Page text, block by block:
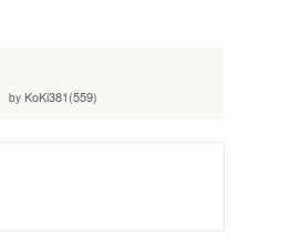
by KoKi381(559)